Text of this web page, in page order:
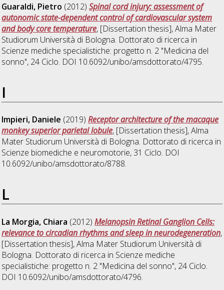
Guaraldi, Pietro (2012)Spinal cord injury: assessment of
autonomic state-dependent control of cardiovascular system
and body core temperature, [Dissertation thesis], Alma Mater
Studiorum Università di Bologna. Dottorato di ricerca in
Scienze mediche specialistiche: progetto n. 2 "Medicina del
sonno", 24 Ciclo. DOI 10.6092/unibo/amsdottorato/4795.
I
Impieri, Daniele (2019)Receptor architecture of the macaque
monkey superior parietal lobule, [Dissertation thesis], Alma
Mater Studiorum Università di Bologna. Dottorato di ricerca in
Scienze biomediche e neuromotorie, 31 Ciclo. DOI
10.6092/unibo/amsdottorato/8788.
L
La Morgia, Chiara (2012)Melanopsin Retinal Ganglion Cells:
relevance to circadian rhythms and sleep in neurodegeneration,
[Dissertation thesis], Alma Mater Studiorum Università di
Bologna. Dottorato di ricerca in Scienze mediche
specialistiche: progetto n. 2 "Medicina del sonno", 24 Ciclo.
DOI 10.6092/unibo/amsdottorato/4796.